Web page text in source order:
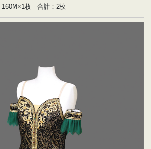
160M×1枚｜合計：2枚